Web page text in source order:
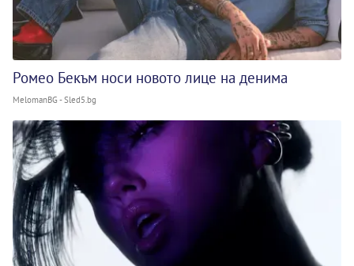
Ромео Бекъм носи новото лице на денима
MelomanBG - Sled5.bg